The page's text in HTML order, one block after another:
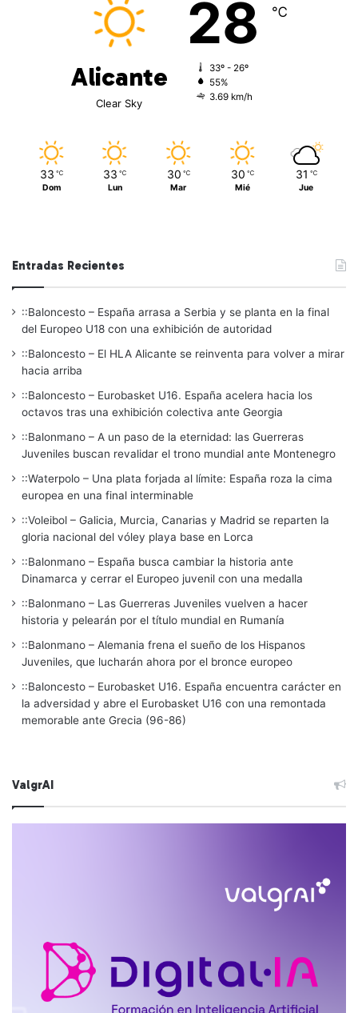
Alicante
Clear Sky
28 ℃
33º - 26º
55%
3.69 km/h
33 ℃
Dom
33 ℃
Lun
30 ℃
Mar
30 ℃
Mié
31 ℃
Jue
Entradas Recientes
::Baloncesto – España arrasa a Serbia y se planta en la final
del Europeo U18 con una exhibición de autoridad
::Baloncesto – El HLA Alicante se reinventa para volver a mirar
hacia arriba
::Baloncesto – Eurobasket U16. España acelera hacia los
octavos tras una exhibición colectiva ante Georgia
::Balonmano – A un paso de la eternidad: las Guerreras
Juveniles buscan revalidar el trono mundial ante Montenegro
::Waterpolo – Una plata forjada al límite: España roza la cima
europea en una final interminable
::Voleibol – Galicia, Murcia, Canarias y Madrid se reparten la
gloria nacional del vóley playa base en Lorca
::Balonmano – España busca cambiar la historia ante
Dinamarca y cerrar el Europeo juvenil con una medalla
::Balonmano – Las Guerreras Juveniles vuelven a hacer
historia y pelearán por el título mundial en Rumanía
::Balonmano – Alemania frena el sueño de los Hispanos
Juveniles, que lucharán ahora por el bronce europeo
::Baloncesto – Eurobasket U16. España encuentra carácter en
la adversidad y abre el Eurobasket U16 con una remontada
memorable ante Grecia (96-86)
ValgrAI